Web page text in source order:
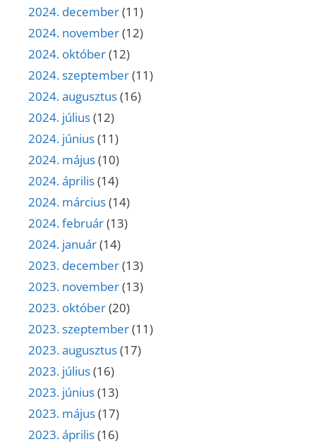
2024. december(11)
2024. november(12)
2024. október(12)
2024. szeptember(11)
2024. augusztus(16)
2024. július(12)
2024. június(11)
2024. május(10)
2024. április(14)
2024. március(14)
2024. február(13)
2024. január(14)
2023. december(13)
2023. november(13)
2023. október(20)
2023. szeptember(11)
2023. augusztus(17)
2023. július(16)
2023. június(13)
2023. május(17)
2023. április(16)